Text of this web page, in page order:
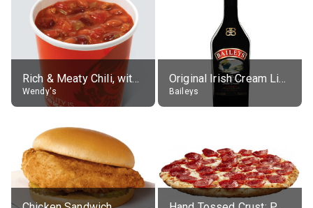
Rich & Meaty Chili, without toppings, large
Wendy's
Original Irish Cream Liqueur (17% alc.)
Baileys